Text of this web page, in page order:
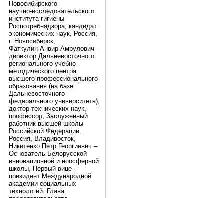
Новосибирского
научно-исследовательского
института гигиены
Роспотребнадзора, кандидат
экономических наук, Россия,
г. Новосибирск,
Фаткулин Анвир Амрулович –
директор Дальневосточного
регионального учебно-
методического центра
высшего профессионального
образования (на базе
Дальневосточного
федерального университета),
доктор технических наук,
профессор, Заслуженный
работник высшей школы
Российской Федерации,
Россия, Владивосток,
Никитенко Пётр Георгиевич –
Основатель Белорусской
инновационной и ноосферной
школы, Первый вице-
президент Международной
академии социальных
технологий. Глава